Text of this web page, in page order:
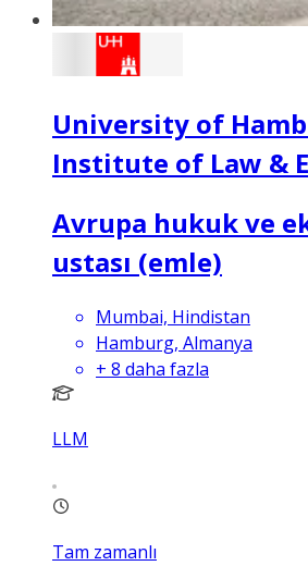
University of
Institute of Law &
Avrupa hukuk ve
ustası (emle)
Mumbai, Hindistan
Hamburg, Almanya
+ 8 daha fazla
LLM
Tam zamanlı